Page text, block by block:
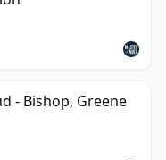
- Bishop, Greene